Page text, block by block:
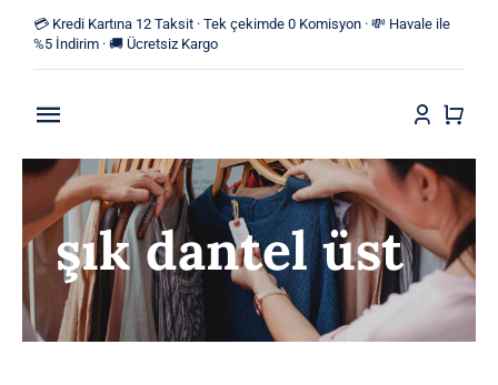
content
💳 Kredi Kartına 12 Taksit · Tek çekimde 0 Komisyon · 💸 Havale ile
%5 İndirim · 🚚 Ücretsiz Kargo
Toggle
Navigation
Anasayfa
Mağaza
Yeni Ürünler
şık dantel üst